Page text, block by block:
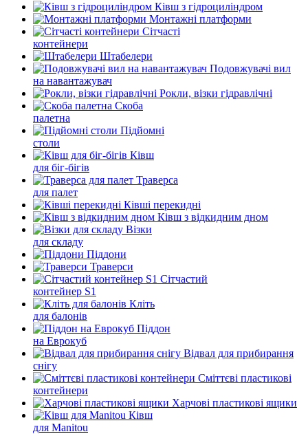
Ківш з гідроциліндром
Монтажні платформи
Сітчасті
контейнери
Штабелери
Подовжувачі вил
на навантажувач
Рокли, візки гідравлічні
Скоба
палетна
Підйомні
столи
Ківш
для біг-бігів
Траверса
для палет
Ківші перекидні
Ківш з відкидним дном
Візки
для складу
Піддони
Траверси
Сітчастий
контейнер S1
Кліть
для балонів
Піддон
на Еврокуб
Відвал для прибирання
снігу
Cміттєві пластикові
контейнери
Харчові пластикові ящики
Ківш
для Manitou